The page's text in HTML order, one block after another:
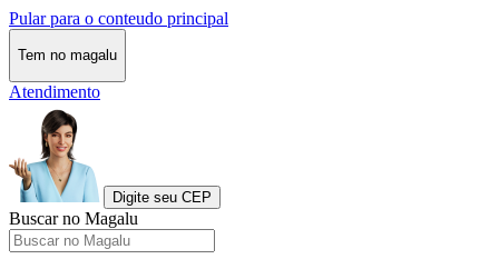
Pular para o conteudo principal
Tem no magalu
Atendimento
Digite seu CEP
Buscar no Magalu